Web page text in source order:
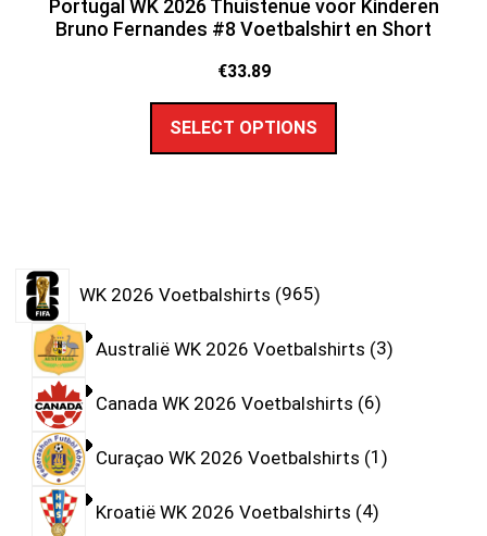
Portugal WK 2026 Thuistenue voor Kinderen
Bruno Fernandes #8 Voetbalshirt en Short
€33.89
SELECT OPTIONS
WK 2026 Voetbalshirts 965
Australië WK 2026 Voetbalshirts 3
Canada WK 2026 Voetbalshirts 6
Curaçao WK 2026 Voetbalshirts 1
Kroatië WK 2026 Voetbalshirts 4